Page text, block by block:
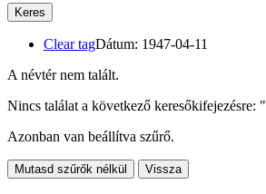
Keres
Clear tagDátum: 1947-04-11
A névtér nem talált.
Nincs találat a következő keresőkifejezésre: "
Azonban van beállítva szűrő.
Mutasd szűrők nélkül Vissza